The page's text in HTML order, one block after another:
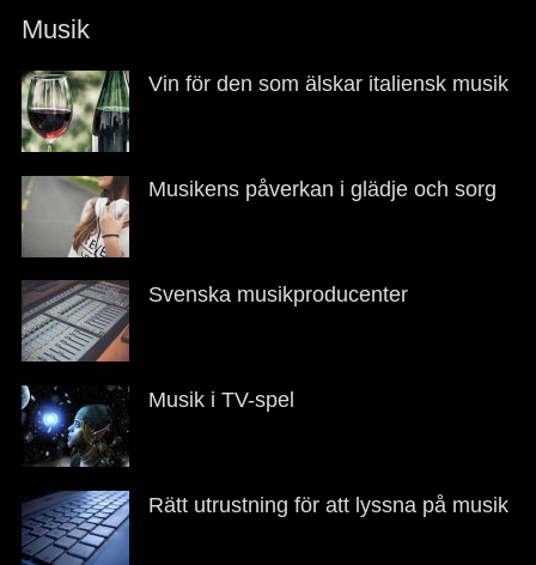
Musik
Vin för den som älskar italiensk musik
15,
Musikens påverkan i glädje och sorg
Svenska musikproducenter
Musik i TV-spel
Rätt utrustning för att lyssna på musik